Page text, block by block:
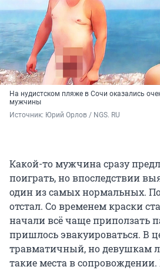
На нудистском пляже в Сочи оказались
мужчины
Источник: Юрий Орлов / NGS. RU
Какой-то мужчина сразу
поиграть, но впоследствии
один из самых нормальных.
отстал. Со временем краски
начали всё чаще приползать
пришлось эвакуироваться. В
травматичный, но девушкам
такие места в